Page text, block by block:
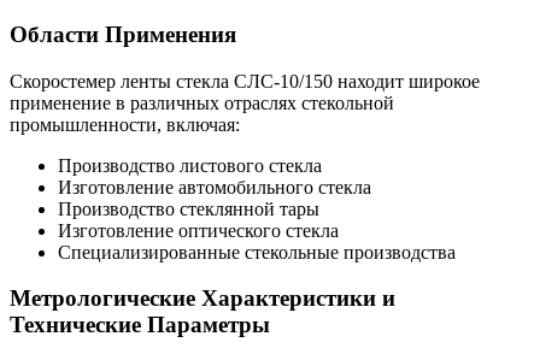
Области Применения
Скоростемер ленты стекла СЛС-10/150 находит широкое
применение в различных отраслях стекольной
промышленности, включая:
Производство листового стекла
Изготовление автомобильного стекла
Производство стеклянной тары
Изготовление оптического стекла
Специализированные стекольные производства
Метрологические Характеристики и
Технические Параметры